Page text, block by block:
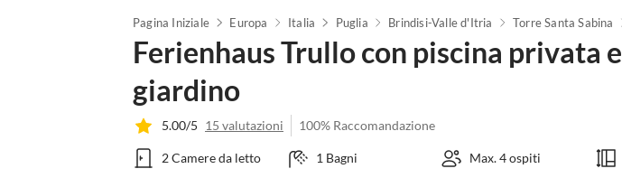
Pagina Iniziale Europa Italia Puglia Brindisi-Valle d'Itria Torre Santa Sabina
Ferienhaus Trullo con piscina privata e
giardino
5.00/5 15 valutazioni 100% Raccomandazione
2 Camere da letto 1 Bagni Max. 4 ospiti